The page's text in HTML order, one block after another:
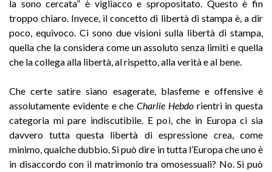
la sono cercata” è vigliacco e spropositato. Questo è fin
troppo chiaro. Invece, il concetto di libertà di stampa è, a dir
poco, equivoco. Ci sono due visioni sulla libertà di stampa,
quella che la considera come un assoluto senza limiti e quella
che la collega alla libertà, al rispetto, alla verità e al bene.
Che certe satire siano esagerate, blasfeme e offensive è
assolutamente evidente e che Charlie Hebdorientri in questa
categoria mi pare indiscutibile. E poi, che in Europa ci sia
davvero tutta questa libertà di espressione crea, come
minimo, qualche dubbio. Si può dire in tutta l’Europa che uno è
in disaccordo con il matrimonio tra omosessuali? No. Si può